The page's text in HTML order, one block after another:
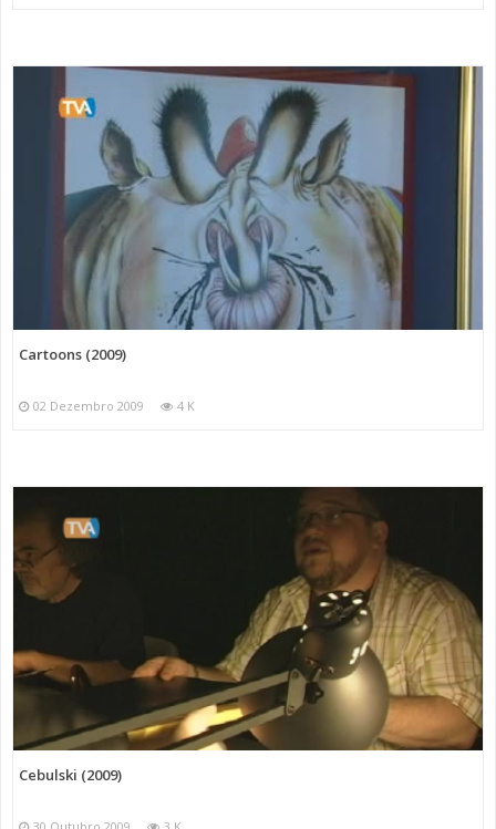
Cartoons (2009)
02 Dezembro 2009 4 K
Cebulski (2009)